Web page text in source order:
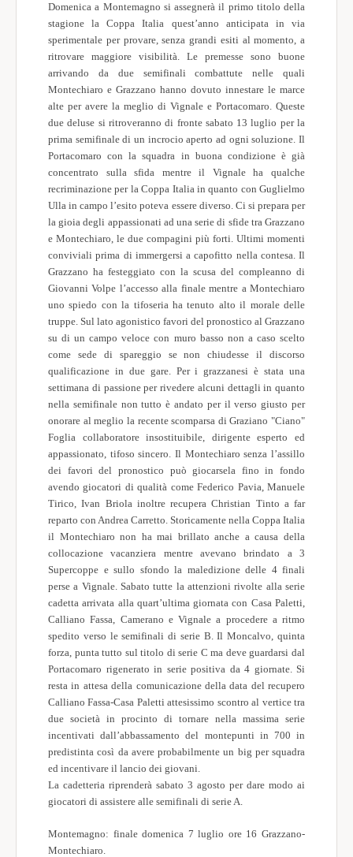
Domenica a Montemagno si assegnerà il primo titolo della
stagione la Coppa Italia quest’anno anticipata in via
sperimentale per provare, senza grandi esiti al momento, a
ritrovare maggiore visibilità. Le premesse sono buone
arrivando da due semifinali combattute nelle quali
Montechiaro e Grazzano hanno dovuto innestare le marce
alte per avere la meglio di Vignale e Portacomaro. Queste
due deluse si ritroveranno di fronte sabato 13 luglio per la
prima semifinale di un incrocio aperto ad ogni soluzione. Il
Portacomaro con la squadra in buona condizione è già
concentrato sulla sfida mentre il Vignale ha qualche
recriminazione per la Coppa Italia in quanto con Guglielmo
Ulla in campo l’esito poteva essere diverso. Ci si prepara per
la gioia degli appassionati ad una serie di sfide tra Grazzano
e Montechiaro, le due compagini più forti. Ultimi momenti
conviviali prima di immergersi a capofitto nella contesa. Il
Grazzano ha festeggiato con la scusa del compleanno di
Giovanni Volpe l’accesso alla finale mentre a Montechiaro
uno spiedo con la tifoseria ha tenuto alto il morale delle
truppe. Sul lato agonistico favori del pronostico al Grazzano
su di un campo veloce con muro basso non a caso scelto
come sede di spareggio se non chiudesse il discorso
qualificazione in due gare. Per i grazzanesi è stata una
settimana di passione per rivedere alcuni dettagli in quanto
nella semifinale non tutto è andato per il verso giusto per
onorare al meglio la recente scomparsa di Graziano "Ciano"
Foglia collaboratore insostituibile, dirigente esperto ed
appassionato, tifoso sincero. Il Montechiaro senza l’assillo
dei favori del pronostico può giocarsela fino in fondo
avendo giocatori di qualità come Federico Pavia, Manuele
Tirico, Ivan Briola inoltre recupera Christian Tinto a far
reparto con Andrea Carretto. Storicamente nella Coppa Italia
il Montechiaro non ha mai brillato anche a causa della
collocazione vacanziera mentre avevano brindato a 3
Supercoppe e sullo sfondo la maledizione delle 4 finali
perse a Vignale. Sabato tutte la attenzioni rivolte alla serie
cadetta arrivata alla quart’ultima giornata con Casa Paletti,
Calliano Fassa, Camerano e Vignale a procedere a ritmo
spedito verso le semifinali di serie B. Il Moncalvo, quinta
forza, punta tutto sul titolo di serie C ma deve guardarsi dal
Portacomaro rigenerato in serie positiva da 4 giornate. Si
resta in attesa della comunicazione della data del recupero
Calliano Fassa-Casa Paletti attesissimo scontro al vertice tra
due società in procinto di tornare nella massima serie
incentivati dall’abbassamento del montepunti in 700 in
predistinta così da avere probabilmente un big per squadra
ed incentivare il lancio dei giovani.
La cadetteria riprenderà sabato 3 agosto per dare modo ai
giocatori di assistere alle semifinali di serie A.
Montemagno: finale domenica 7 luglio ore 16 Grazzano-
Montechiaro.